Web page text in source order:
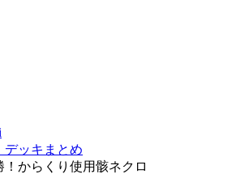
デッキまとめ
からくり使用骸ネクロ